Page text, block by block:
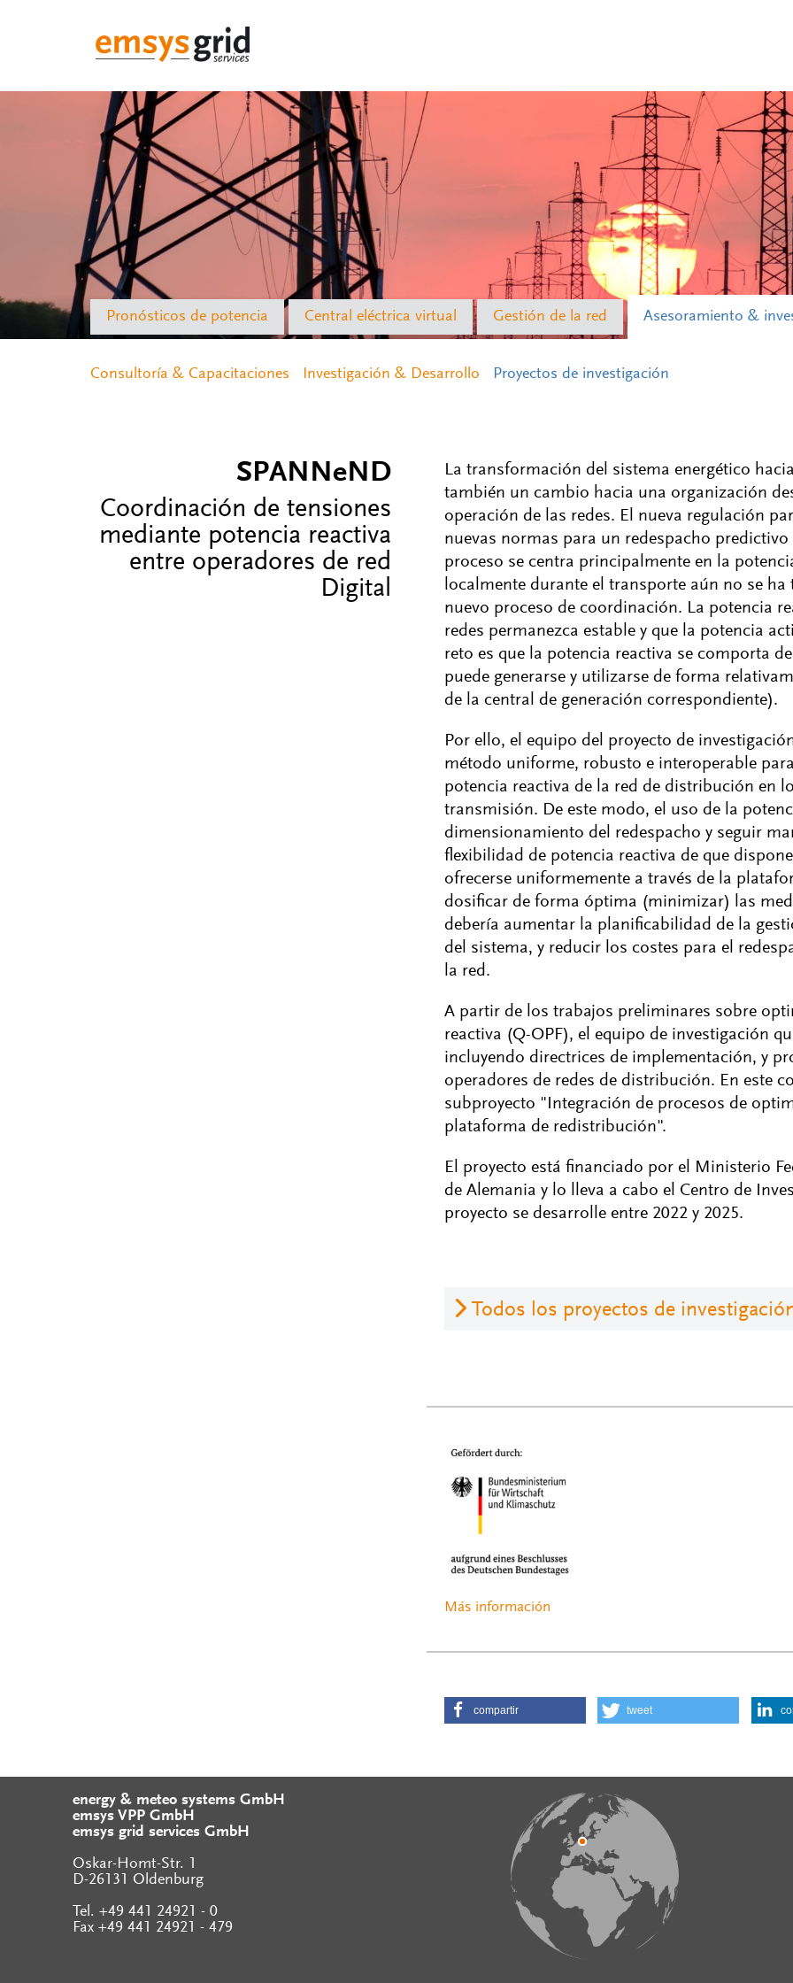
Pronósticos de potencia Central eléctrica virtual Gestión de la red Asesoramiento &
Consultoría & Capacitaciones Investigación & Desarrollo Proyectos de investigación
SPANNeND
Coordinación de tensiones
mediante potencia reactiva
entre operadores de red
Digital
La transformación del sistema energético
también un cambio hacia una organización
operación de las redes. El nueva regulación
nuevas normas para un redespacho
proceso se centra principalmente en la
localmente durante el transporte aún no se
nuevo proceso de coordinación. La potencia
redes permanezca estable y que la potencia
reto es que la potencia reactiva se comporta
puede generarse y utilizarse de forma
de la central de generación correspondiente).
Por ello, el equipo del proyecto de
método uniforme, robusto e interoperable
potencia reactiva de la red de distribución en
transmisión. De este modo, el uso de la
dimensionamiento del redespacho y seguir
flexibilidad de potencia reactiva de que
ofrecerse uniformemente a través de la
dosificar de forma óptima (minimizar) las
debería aumentar la planificabilidad de la
del sistema, y reducir los costes para el
la red.
A partir de los trabajos preliminares sobre
reactiva (Q-OPF), el equipo de investigación
incluyendo directrices de implementación, y
operadores de redes de distribución. En este
subproyecto "Integración de procesos de
plataforma de redistribución".
El proyecto está financiado por el Ministerio
de Alemania y lo lleva a cabo el Centro de
proyecto se desarrolle entre 2022 y 2025.
Todos los proyectos de
Más información
compartir tweet
energy & meteo systems GmbH
emsys VPP GmbH
emsys grid services GmbH
Oskar-Homt-Str. 1
D-26131 Oldenburg
Tel. +49 441 24921 - 0
Fax +49 441 24921 - 479